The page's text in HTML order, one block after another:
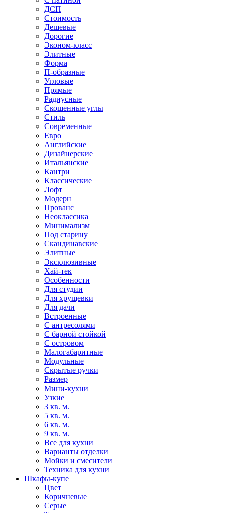
ДСП
Стоимость
Дешевые
Дорогие
Эконом-класс
Элитные
Форма
П-образные
Угловые
Прямые
Радиусные
Скошенные углы
Стиль
Современные
Евро
Английские
Дизайнерские
Итальянские
Кантри
Классические
Лофт
Модерн
Прованс
Неоклассика
Минимализм
Под старину
Скандинавские
Элитные
Эксклюзивные
Хай-тек
Особенности
Для студии
Для хрущевки
Для дачи
Встроенные
С антресолями
С барной стойкой
С островом
Малогабаритные
Модульные
Скрытые ручки
Размер
Мини-кухни
Узкие
3 кв. м.
5 кв. м.
6 кв. м.
9 кв. м.
Все для кухни
Варианты отделки
Мойки и смесители
Техника для кухни
Шкафы-купе
Цвет
Коричневые
Серые